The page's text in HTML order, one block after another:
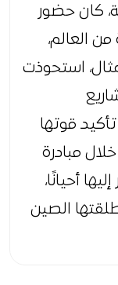
كان حضور
العالم،
استحوذت
قوتها
مبادرة
أحيانًا،
الصين